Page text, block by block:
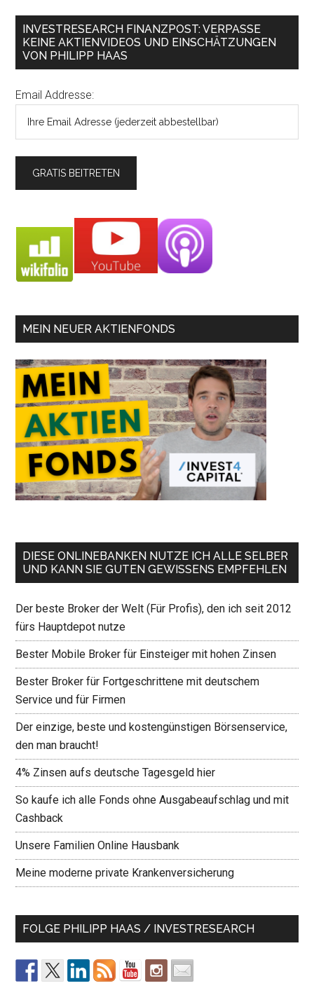
INVESTRESEARCH FINANZPOST: VERPASSE
KEINE AKTIENVIDEOS UND EINSCHÄTZUNGEN
VON PHILIPP HAAS
Email Addresse:
MEIN NEUER AKTIENFONDS
DIESE ONLINEBANKEN NUTZE ICH ALLE SELBER
UND KANN SIE GUTEN GEWISSENS EMPFEHLEN
Der beste Broker der Welt (Für Profis), den ich seit 2012
fürs Hauptdepot nutze
Bester Mobile Broker für Einsteiger mit hohen Zinsen
Bester Broker für Fortgeschrittene mit deutschem
Service und für Firmen
Der einzige, beste und kostengünstigen Börsenservice,
den man braucht!
4% Zinsen aufs deutsche Tagesgeld hier
So kaufe ich alle Fonds ohne Ausgabeaufschlag und mit
Cashback
Unsere Familien Online Hausbank
Meine moderne private Krankenversicherung
FOLGE PHILIPP HAAS / INVESTRESEARCH